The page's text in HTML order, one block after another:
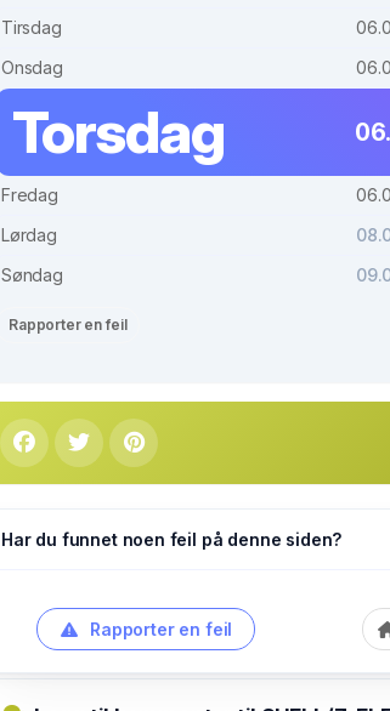
Tirsdag
Onsdag
Torsdag
Fredag
Lørdag
Søndag
Rapporter en feil
Har du funnet noen feil på denne siden?
Rapporter en feil